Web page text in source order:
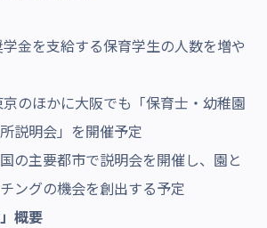
学金を支給する保育学生の人数を増や
京のほかに大阪でも「保育士・幼稚園
説明会」を開催予定
の主要都市で説明会を開催し、園と
ングの機会を創出する予定
概要